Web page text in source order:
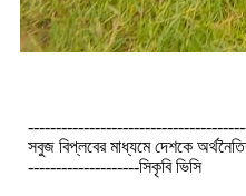
সবুজ বিপ্লবের মাধ্যমে দেশকে
--------------------সিকৃবি ভিসি